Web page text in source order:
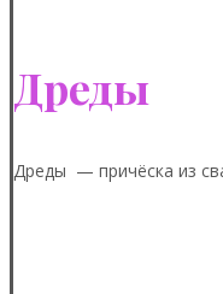
Дреды
Дреды — причёска из